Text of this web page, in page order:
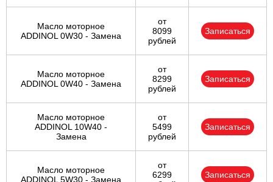
Масло моторное
ADDINOL 0W30 - Замена
от
8099
рублей
Записаться
Масло моторное
ADDINOL 0W40 - Замена
от
8299
рублей
Записаться
Масло моторное
ADDINOL 10W40 -
Замена
от
5499
рублей
Записаться
Масло моторное
ADDINOL 5W30 - Замена
от
6299
Записаться